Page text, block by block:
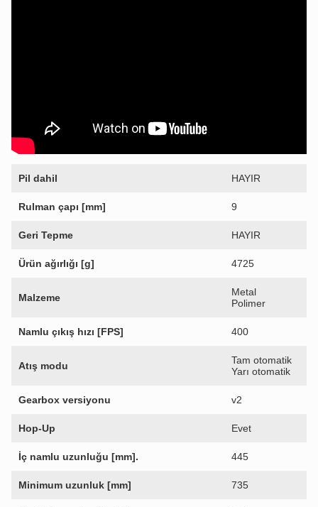
Pil dahil HAYIR
Rulman çapı [mm] 9
Geri Tepme HAYIR
Ürün ağırlığı [g] 4725
Malzeme
Metal
Polimer
Namlu çıkış hızı [FPS] 400
Atış modu
Tam otomatik
Yarı otomatik
Gearbox versiyonu v2
Hop-Up Evet
İç namlu uzunluğu [mm]. 445
Minimum uzunluk [mm] 735